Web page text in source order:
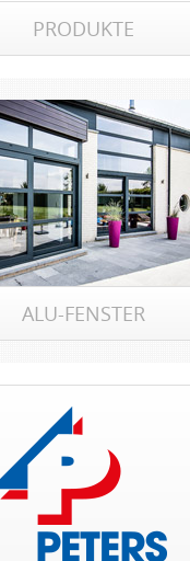
PRODUKTE
ALU-FENSTER